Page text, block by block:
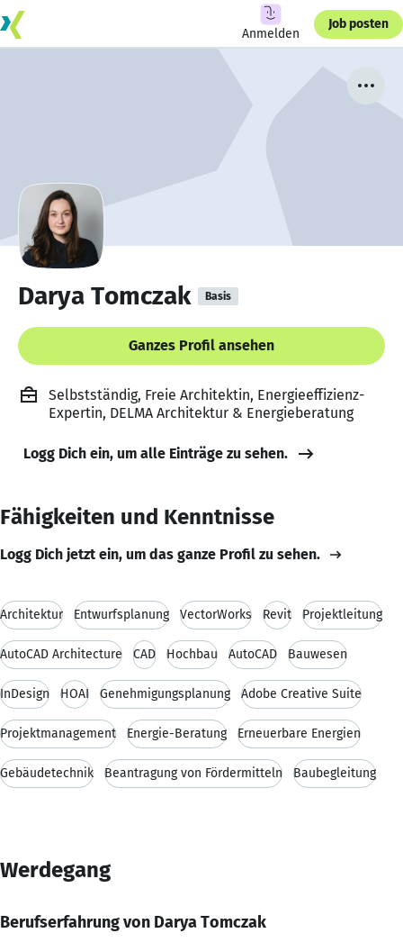
Anmelden
Job posten
Darya Tomczak Basis
Ganzes Profil ansehen
Selbstständig, Freie Architektin, Energieeffizienz-
Expertin, DELMA Architektur & Energieberatung
Logg Dich ein, um alle Einträge zu sehen.
Fähigkeiten und Kenntnisse
Logg Dich jetzt ein, um das ganze Profil zu sehen.
Architektur Entwurfsplanung VectorWorks Revit Projektleitung
AutoCAD Architecture CAD Hochbau AutoCAD Bauwesen
InDesign HOAI Genehmigungsplanung Adobe Creative Suite
Projektmanagement Energie-Beratung Erneuerbare Energien
Gebäudetechnik Beantragung von Fördermitteln Baubegleitung
Werdegang
Berufserfahrung von Darya Tomczak